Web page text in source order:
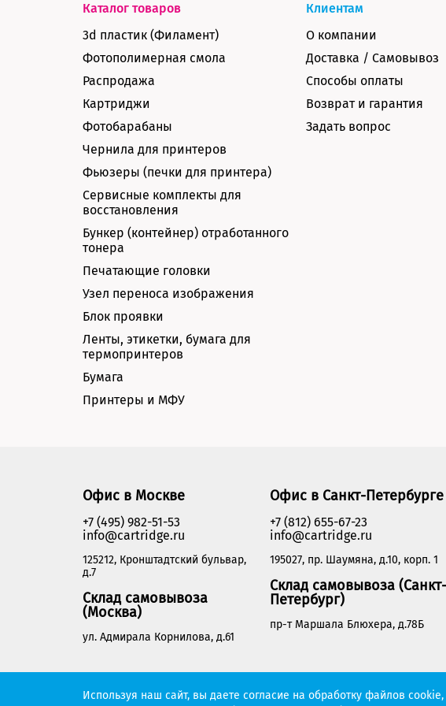
Каталог товаров
3d пластик (Филамент)
Фотополимерная смола
Распродажа
Картриджи
Фотобарабаны
Чернила для принтеров
Фьюзеры (печки для принтера)
Сервисные комплекты для
восстановления
Бункер (контейнер) отработанного
тонера
Печатающие головки
Узел переноса изображения
Блок проявки
Ленты, этикетки, бумага для
термопринтеров
Бумага
Принтеры и МФУ
Клиентам
О компании
Доставка / Самовывоз
Способы оплаты
Возврат и гарантия
Задать вопрос
Офис в Москве
+7 (495) 982-51-53
info@cartridge.ru
125212, Кронштадтский бульвар,
д.7
Склад самовывоза
(Москва)
ул. Адмирала Корнилова, д.61
Офис в Санкт-Петербурге
+7 (812) 655-67-23
info@cartridge.ru
195027, пр. Шаумяна, д.10, корп. 1
Склад самовывоза (Санкт-
Петербург)
пр-т Маршала Блюхера, д.78Б
Cartridge.ru 2012-2026. Все права защищены
Используя наш сайт, вы даете согласие на обработку файлов